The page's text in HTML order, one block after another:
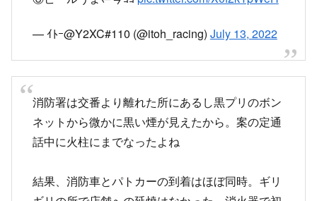
ja.wikipedia.org
コンビニなどではプリウスミサイルの対策
を実施
プリウスミサイル？
毎回思うけどコンビニ入って駐車するだけなのに